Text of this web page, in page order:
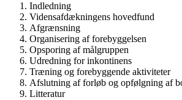
Indledning
Vidensafdækningens hovedfund
Afgrænsning
Organisering af forebyggelsen
Opsporing af målgruppen
Udredning for inkontinens
Træning og forebyggende aktiviteter
Afslutning af forløb og opfølgning af
Litteratur